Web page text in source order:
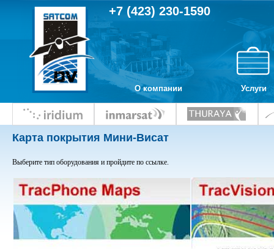
+7 (423) 230-1590
О компании Услуги
Карта покрытия Мини-Висат
Выберите тип оборудования и пройдите по ссылке.